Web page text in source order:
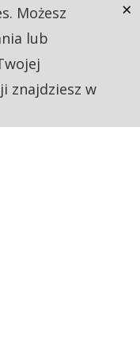
Możesz
lub
znajdziesz w
×